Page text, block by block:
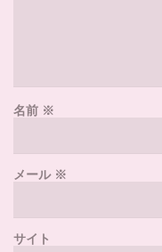
名前 ※
メール※
サイト